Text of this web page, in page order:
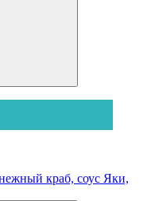
краб, соус Яки,